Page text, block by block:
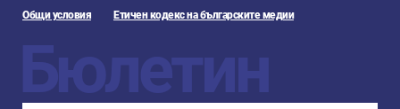
Общи условия Етичен кодекс на българските медии
Бюлетин